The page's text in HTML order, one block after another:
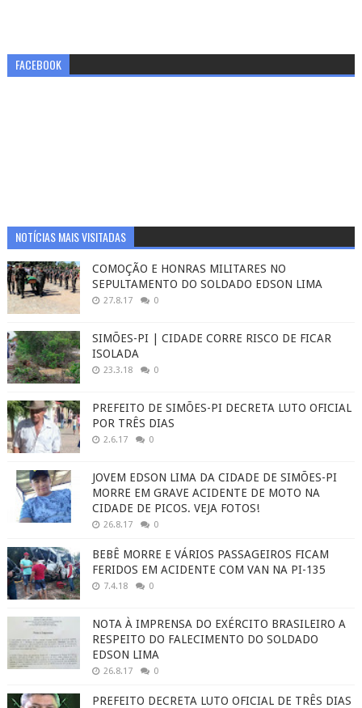
FACEBOOK
NOTÍCIAS MAIS VISITADAS
COMOÇÃO E HONRAS MILITARES NO
SEPULTAMENTO DO SOLDADO EDSON LIMA
27.8.17 0
SIMÕES-PI | CIDADE CORRE RISCO DE FICAR
ISOLADA
23.3.18 0
PREFEITO DE SIMÕES-PI DECRETA LUTO OFICIAL
POR TRÊS DIAS
2.6.17 0
JOVEM EDSON LIMA DA CIDADE DE SIMÕES-PI
MORRE EM GRAVE ACIDENTE DE MOTO NA
CIDADE DE PICOS. VEJA FOTOS!
26.8.17 0
BEBÊ MORRE E VÁRIOS PASSAGEIROS FICAM
FERIDOS EM ACIDENTE COM VAN NA PI-135
7.4.18 0
NOTA À IMPRENSA DO EXÉRCITO BRASILEIRO A
RESPEITO DO FALECIMENTO DO SOLDADO
EDSON LIMA
26.8.17 0
PREFEITO DECRETA LUTO OFICIAL DE TRÊS DIAS